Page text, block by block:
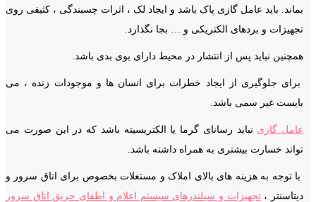
بماند. باید عامل گازی پاک باشد و ایجاد لک ، اثرات چسبندگی ، کثیفی روی
تجهیزات و بردهای الکتریکی و … بجا نگذارد.
همچنین نباید پس از انتشار در محیط دارای بوی بدی باشد.
برای جلوگیری از ایجاد خطرات برای انسان ها و موجودات زنده ، می
بایست غیر سمی باشد.
عامل گازی نباید رسانای گرما یا الکتریسیته باشد که در این صورت می
تواند خسارت بیشتری به همراه داشته باشد.
با توجه به هزینه های بالای املاک و مستغلات بخصوص برای اتاق سرور و
دیتاسنتر ،تجهیزات و سیلندرهای سیستم اعلام و اطفای حریق اتاق سرور